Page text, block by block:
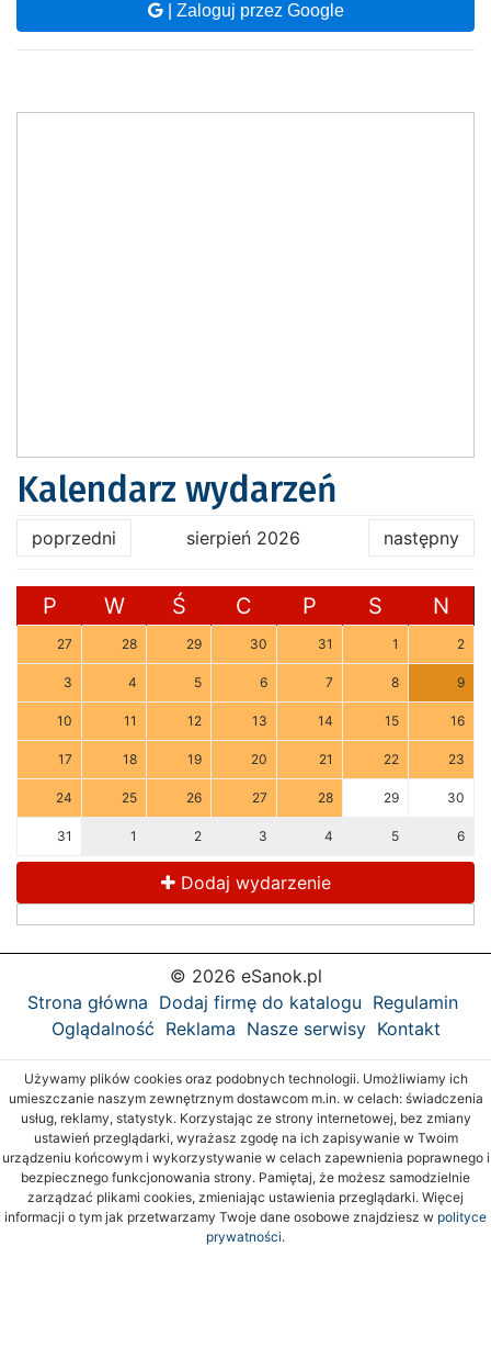
| Zaloguj przez Google
Kalendarz wydarzeń
poprzedni sierpień 2026 następny
P W Ś C P S N
27 28 29 30 31 1 2
3 4 5 6 7 8 9
10 11 12 13 14 15 16
17 18 19 20 21 22 23
24 25 26 27 28 29 30
31 1 2 3 4 5 6
Dodaj wydarzenie
© 2026 eSanok.pl
Strona główna Dodaj firmę do katalogu Regulamin
Oglądalność Reklama Nasze serwisy Kontakt
Używamy plików cookies oraz podobnych technologii. Umożliwiamy ich
umieszczanie naszym zewnętrznym dostawcom m.in. w celach: świadczenia
usług, reklamy, statystyk. Korzystając ze strony internetowej, bez zmiany
ustawień przeglądarki, wyrażasz zgodę na ich zapisywanie w Twoim
urządzeniu końcowym i wykorzystywanie w celach zapewnienia poprawnego i
bezpiecznego funkcjonowania strony. Pamiętaj, że możesz samodzielnie
zarządzać plikami cookies, zmieniając ustawienia przeglądarki. Więcej
informacji o tym jak przetwarzamy Twoje dane osobowe znajdziesz w polityce
prywatności.